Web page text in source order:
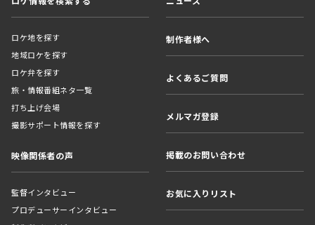
ロケ地を探す
地域ロケを探す
ロケ弁を探す
旅・情報番組ネタ一覧
打ち上げ会場
撮影サポート情報を探す
映像関係者の声
監督インタビュー
プロデューサーインタビュー
制作者様へ
よくあるご質問
メルマガ登録
掲載のお問い合わせ
お気に入りリスト